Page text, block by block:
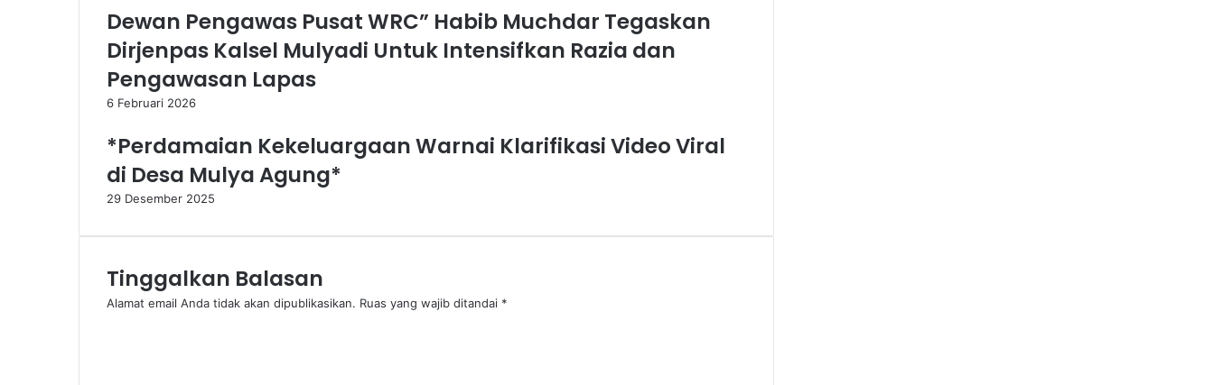
Dewan Pengawas Pusat WRC” Habib Muchdar Tegaskan
Dirjenpas Kalsel Mulyadi Untuk Intensifkan Razia dan
Pengawasan Lapas
6 Februari 2026
*Perdamaian Kekeluargaan Warnai Klarifikasi Video Viral
di Desa Mulya Agung*
29 Desember 2025
Tinggalkan Balasan
Alamat email Anda tidak akan dipublikasikan. Ruas yang wajib ditandai *